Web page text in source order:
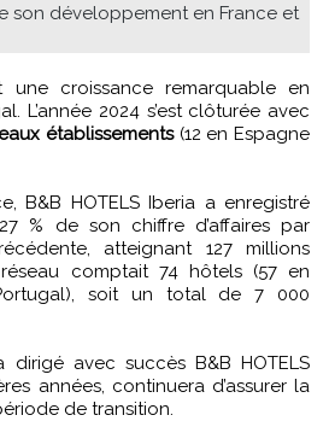
son développement en France et
L’année 2024 s’est clôturée avec
établissements(12 en Espagne
B&B HOTELS Iberia a enregistré
% de son chiffre d’affaires par
atteignant 127 millions
réseau comptait 74 hôtels (57 en
soit un total de 7 000
dirigé avec succès B&B HOTELS
années, continuera d’assurer la
de transition.